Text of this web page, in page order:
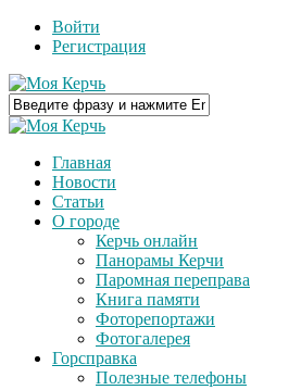
Войти
Регистрация
Главная
Новости
Статьи
О городе
Керчь онлайн
Панорамы Керчи
Паромная переправа
Книга памяти
Фоторепортажи
Фотогалерея
Горсправка
Полезные телефоны